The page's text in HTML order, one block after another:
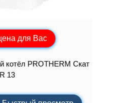
для Вас
котёл PROTHERM Скат
13